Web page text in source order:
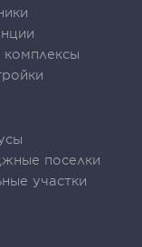
поселки
участки